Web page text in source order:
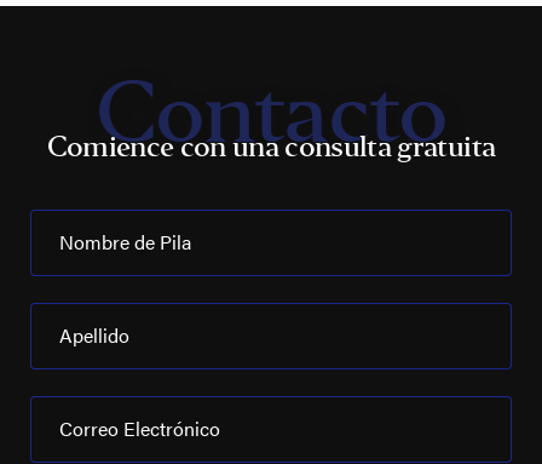
Contacto
Comience con una consulta gratuita
Nombre de Pila
Apellido
Correo Electrónico